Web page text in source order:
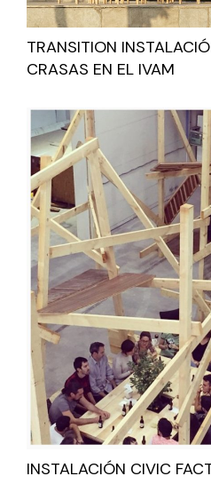
TRANSITION
CRASAS EN EL IVAM
INSTALACIÓN CIVIC